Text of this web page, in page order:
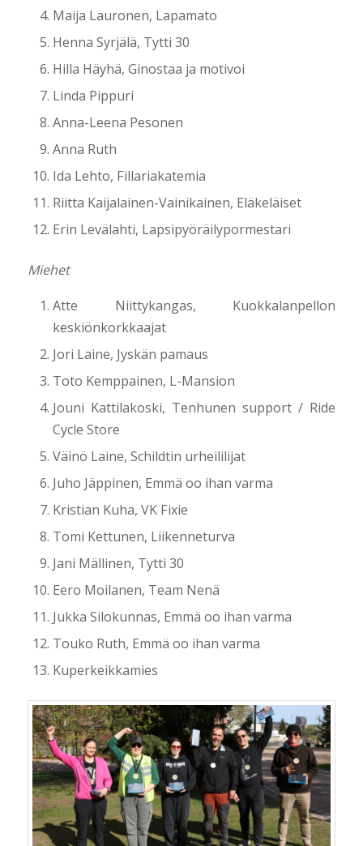
Maija Lauronen, Lapamato
Henna Syrjälä, Tytti 30
Hilla Häyhä, Ginostaa ja motivoi
Linda Pippuri
Anna-Leena Pesonen
Anna Ruth
Ida Lehto, Fillariakatemia
Riitta Kaijalainen-Vainikainen, Eläkeläiset
Erin Levälahti, Lapsipyöräilypormestari
Miehet
Atte Niittykangas, Kuokkalanpellon
keskiönkorkkaajat
Jori Laine, Jyskän pamaus
Toto Kemppainen, L-Mansion
Jouni Kattilakoski, Tenhunen support / Ride
Cycle Store
Väinö Laine, Schildtin urheililijat
Juho Jäppinen, Emmä oo ihan varma
Kristian Kuha, VK Fixie
Tomi Kettunen, Liikenneturva
Jani Mällinen, Tytti 30
Eero Moilanen, Team Nenä
Jukka Silokunnas, Emmä oo ihan varma
Touko Ruth, Emmä oo ihan varma
Kuperkeikkamies